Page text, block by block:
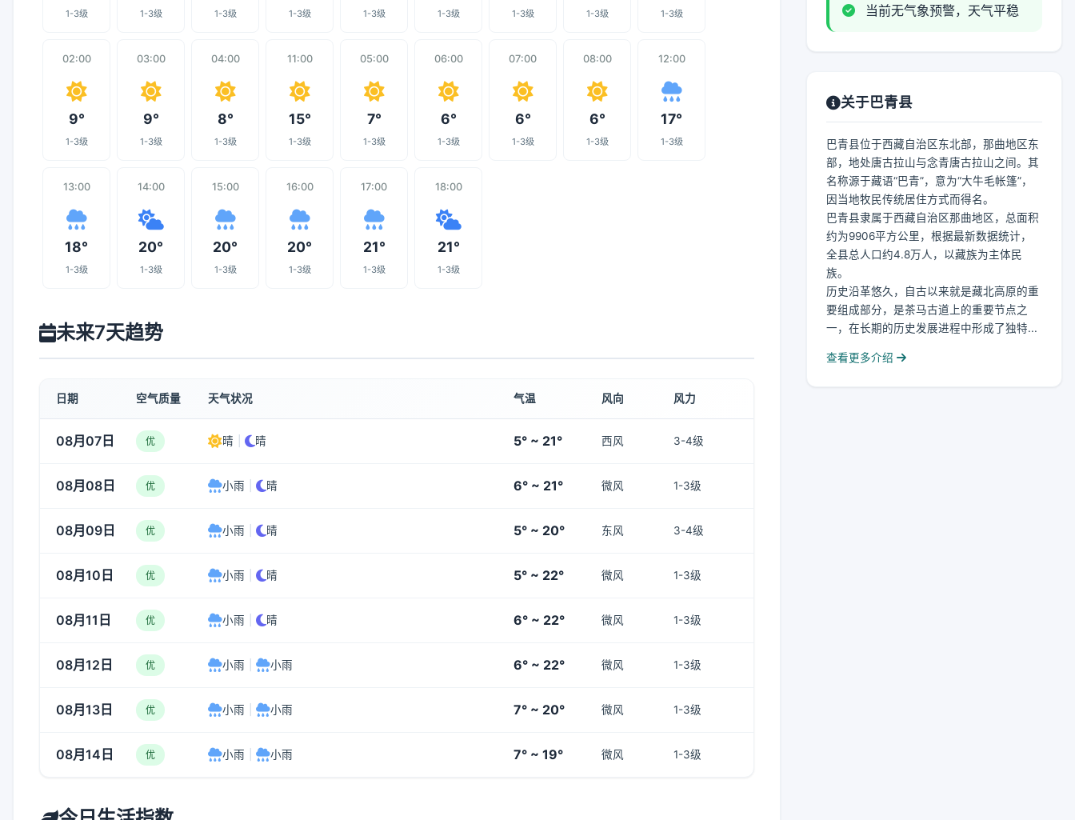
1-3级 1-3级 1-3级 1-3级 1-3级 1-3级 1-3级 1-3级 1-3级
02:00
9°
1-3级
03:00
9°
1-3级
04:00
8°
1-3级
11:00
15°
1-3级
05:00
7°
1-3级
06:00
6°
1-3级
07:00
6°
1-3级
08:00
6°
1-3级
12:00
17°
1-3级
13:00
18°
1-3级
14:00
20°
1-3级
15:00
20°
1-3级
16:00
20°
1-3级
17:00
21°
1-3级
18:00
21°
1-3级
未来7天趋势
日期 空气质量 天气状况 气温 风向 风力
08月07日 优 晴 晴 5° ~ 21° 西风 3-4级
08月08日 优 小雨 晴 6° ~ 21° 微风 1-3级
08月09日 优 小雨 晴 5° ~ 20° 东风 3-4级
08月10日 优 小雨 晴 5° ~ 22° 微风 1-3级
08月11日 优 小雨 晴 6° ~ 22° 微风 1-3级
08月12日 优 小雨 小雨 6° ~ 22° 微风 1-3级
08月13日 优 小雨 小雨 7° ~ 20° 微风 1-3级
08月14日 优 小雨 小雨 7° ~ 19° 微风 1-3级
当前无气象预警，天气平稳
关于巴青县
巴青县位于西藏自治区东北部，那曲地区东
部，地处唐古拉山与念青唐古拉山之间。其
名称源于藏语“巴青”，意为“大牛毛帐篷”，
因当地牧民传统居住方式而得名。
巴青县隶属于西藏自治区那曲地区，总面积
约为9906平方公里，根据最新数据统计，
全县总人口约4.8万人，以藏族为主体民
族。
历史沿革悠久，自古以来就是藏北高原的重
要组成部分，是茶马古道上的重要节点之
一，在长期的历史发展进程中形成了独特...
查看更多介绍